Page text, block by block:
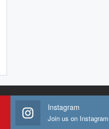
Instagram
Join us on Instagram